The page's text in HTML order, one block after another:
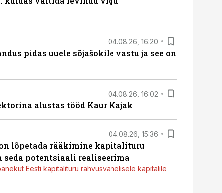
04.08.26, 16:20
pidas uuele sõjašokile vastu ja see on
04.08.26, 16:02
alustas tööd Kaur Kajak
04.08.26, 15:36
lõpetada rääkimine kapitalituru
potentsiaali realiseerima
Eesti kapitalituru rahvusvahelisele kapitalile